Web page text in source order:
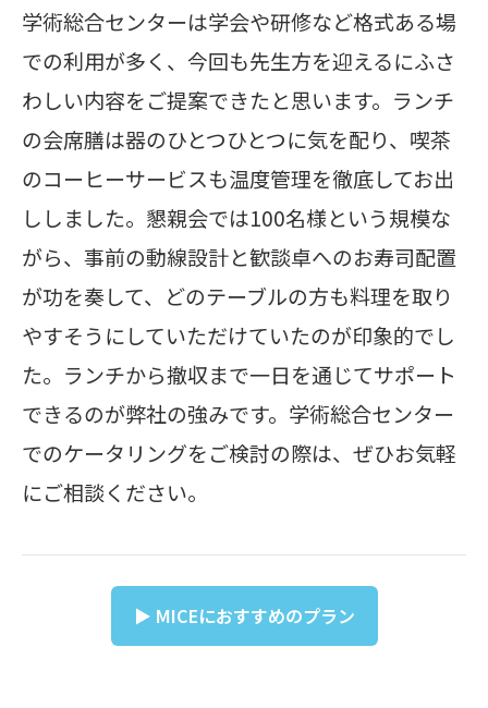
学術総合センターは学会や研修など格式ある場
での利用が多く、今回も先生方を迎えるにふさ
わしい内容をご提案できたと思います。ランチ
の会席膳は器のひとつひとつに気を配り、喫茶
のコーヒーサービスも温度管理を徹底してお出
ししました。懇親会では100名様という規模な
がら、事前の動線設計と歓談卓へのお寿司配置
が功を奏して、どのテーブルの方も料理を取り
やすそうにしていただけていたのが印象的でし
た。ランチから撤収まで一日を通じてサポート
できるのが弊社の強みです。学術総合センター
でのケータリングをご検討の際は、ぜひお気軽
にご相談ください。
▶ MICEにおすすめのプラン